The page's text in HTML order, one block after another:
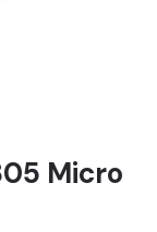
Micro